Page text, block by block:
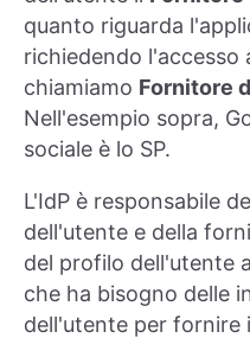
quanto riguarda
richiedendo l'accesso
chiamiamo Fornitore
Nell'esempio sopra,
sociale è lo SP.
L'IdP è responsabile
dell'utente e della
del profilo dell'utente
che ha bisogno delle
dell'utente per fornire